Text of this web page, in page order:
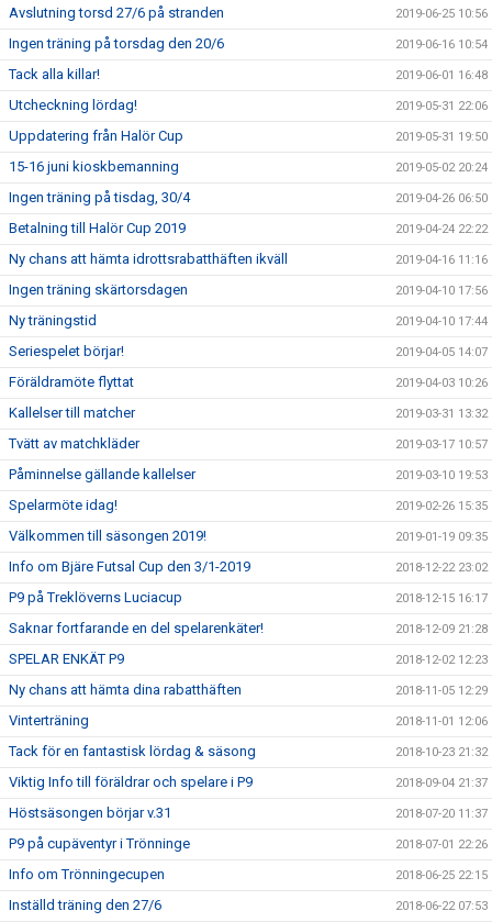
Avslutning torsd 27/6 på stranden 2019-06-25 10:56
Ingen träning på torsdag den 20/6 2019-06-16 10:54
Tack alla killar! 2019-06-01 16:48
Utcheckning lördag! 2019-05-31 22:06
Uppdatering från Halör Cup 2019-05-31 19:50
15-16 juni kioskbemanning 2019-05-02 20:24
Ingen träning på tisdag, 30/4 2019-04-26 06:50
Betalning till Halör Cup 2019 2019-04-24 22:22
Ny chans att hämta idrottsrabatthäften ikväll 2019-04-16 11:16
Ingen träning skärtorsdagen 2019-04-10 17:56
Ny träningstid 2019-04-10 17:44
Seriespelet börjar! 2019-04-05 14:07
Föräldramöte flyttat 2019-04-03 10:26
Kallelser till matcher 2019-03-31 13:32
Tvätt av matchkläder 2019-03-17 10:57
Påminnelse gällande kallelser 2019-03-10 19:53
Spelarmöte idag! 2019-02-26 15:35
Välkommen till säsongen 2019! 2019-01-19 09:35
Info om Bjäre Futsal Cup den 3/1-2019 2018-12-22 23:02
P9 på Treklöverns Luciacup 2018-12-15 16:17
Saknar fortfarande en del spelarenkäter! 2018-12-09 21:28
SPELAR ENKÄT P9 2018-12-02 12:23
Ny chans att hämta dina rabatthäften 2018-11-05 12:29
Vinterträning 2018-11-01 12:06
Tack för en fantastisk lördag & säsong 2018-10-23 21:32
Viktig Info till föräldrar och spelare i P9 2018-09-04 21:37
Höstsäsongen börjar v.31 2018-07-20 11:37
P9 på cupäventyr i Trönninge 2018-07-01 22:26
Info om Trönningecupen 2018-06-25 22:15
Inställd träning den 27/6 2018-06-22 07:53